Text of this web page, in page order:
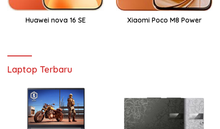
Huawei nova 16 SE Xiaomi Poco M8 Power
Laptop Terbaru